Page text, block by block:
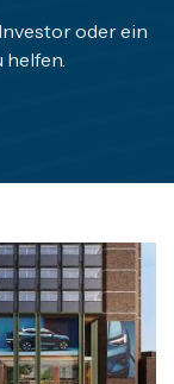
oder ein
helfen.